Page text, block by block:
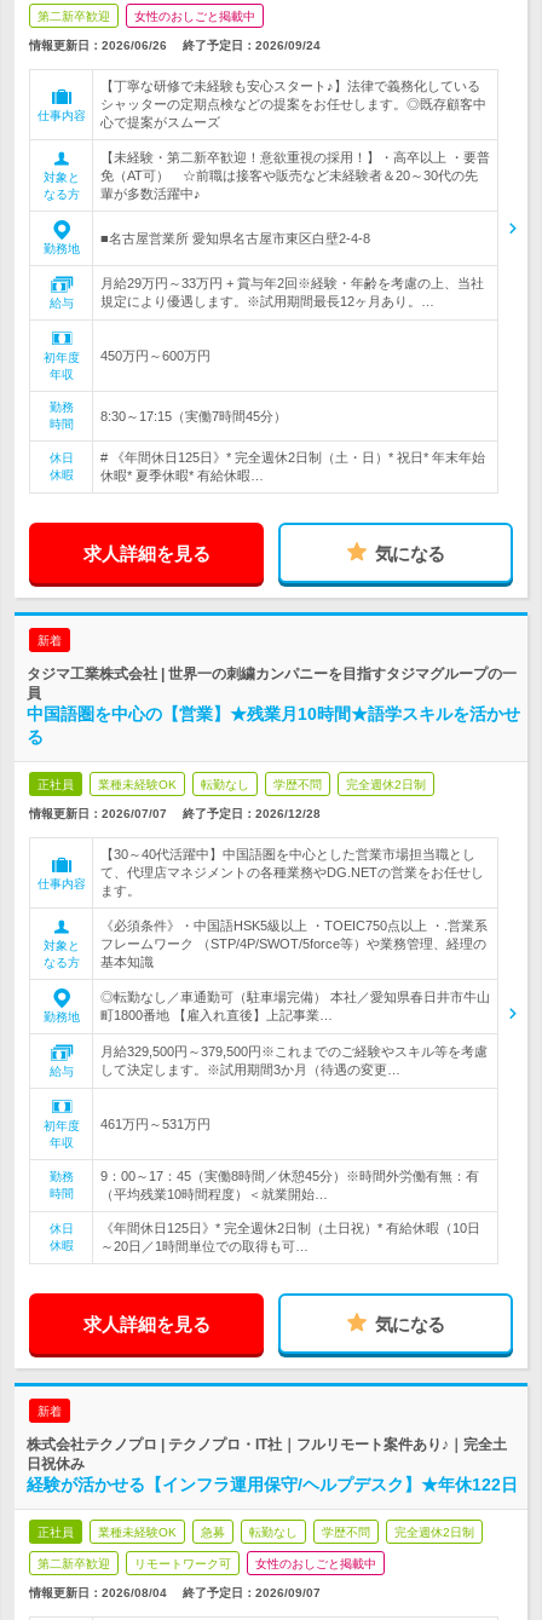
第二新卒歓迎 女性のおしごと掲載中
情報更新日：2026/06/26 終了予定日： 2026/09/24
仕事内容
【丁寧な研修で未経験も安心スタート♪】法律で義務化している
シャッターの定期点検などの提案をお任せします。◎既存顧客中
心で提案がスムーズ
対象と
なる方
【未経験・第二新卒歓迎！意欲重視の採用！】・高卒以上 ・要普
免（AT可） ☆前職は接客や販売など未経験者＆20～30代の先
輩が多数活躍中♪
勤務地
■名古屋営業所 愛知県名古屋市東区白壁2-4-8
給与
月給29万円～33万円 + 賞与年2回※経験・年齢を考慮の上、当社
規定により優遇します。※試用期間最長12ヶ月あり。…
初年度
年収
450万円～600万円
勤務
時間
8:30～17:15（実働7時間45分）
休日
休暇
# 《年間休日125日》* 完全週休2日制（土・日）* 祝日* 年末年始
休暇* 夏季休暇* 有給休暇…
求人詳細を見る 気になる
新着
タジマ工業株式会社 | 世界一の刺繍カンパニーを目指すタジマグループの一
員
中国語圏を中心の【営業】★残業月10時間★語学スキルを活かせ
る
正社員 業種未経験OK 転勤なし 学歴不問 完全週休2日制
情報更新日：2026/07/07 終了予定日： 2026/12/28
仕事内容
【30～40代活躍中】中国語圏を中心とした営業市場担当職とし
て、代理店マネジメントの各種業務やDG.NETの営業をお任せし
ます。
対象と
なる方
《必須条件》・中国語HSK5級以上 ・TOEIC750点以上 ・.営業系
フレームワーク （STP/4P/SWOT/5force等）や業務管理、経理の
基本知識
勤務地
◎転勤なし／車通勤可（駐車場完備） 本社／愛知県春日井市牛山
町1800番地 【雇入れ直後】上記事業…
給与
月給329,500円～379,500円※これまでのご経験やスキル等を考慮
して決定します。※試用期間3か月（待遇の変更…
初年度
年収
461万円～531万円
勤務
時間
9：00～17：45（実働8時間／休憩45分）※時間外労働有無：有
（平均残業10時間程度）＜就業開始…
休日
休暇
《年間休日125日》* 完全週休2日制（土日祝）* 有給休暇（10日
～20日／1時間単位での取得も可…
求人詳細を見る 気になる
新着
株式会社テクノプロ | テクノプロ・IT社｜フルリモート案件あり♪｜完全土
日祝休み
経験が活かせる【インフラ運用保守/ヘルプデスク】★年休122日
正社員 業種未経験OK 急募 転勤なし 学歴不問 完全週休2日制
第二新卒歓迎 リモートワーク可 女性のおしごと掲載中
情報更新日：2026/08/04 終了予定日： 2026/09/07